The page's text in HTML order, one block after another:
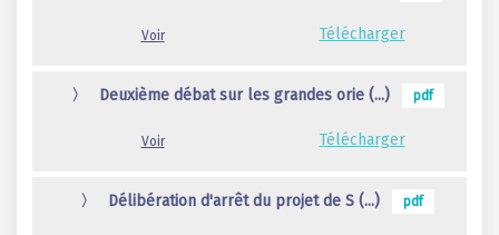
Télécharger
Voir
〉 Deuxième débat sur les grandes orie (...) pdf
Télécharger
Voir
〉 Délibération d'arrêt du projet de S (...) pdf